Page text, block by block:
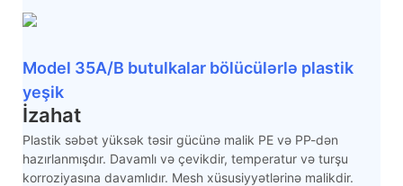
Model 35A/B butulkalar bölücülərlə plastik
yeşik
İzahat
Plastik səbət yüksək təsir gücünə malik PE və PP-dən
hazırlanmışdır. Davamlı və çevikdir, temperatur və turşu
korroziyasına davamlıdır. Mesh xüsusiyyətlərinə malikdir.